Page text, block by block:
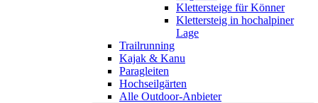
Klettersteige für Könner
Klettersteig in hochalpiner
Lage
Trailrunning
Kajak & Kanu
Paragleiten
Hochseilgärten
Alle Outdoor-Anbieter